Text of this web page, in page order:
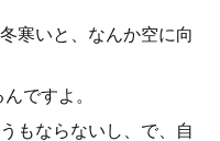
寒いと、なんか空に向
ですよ。
もならないし、で、自